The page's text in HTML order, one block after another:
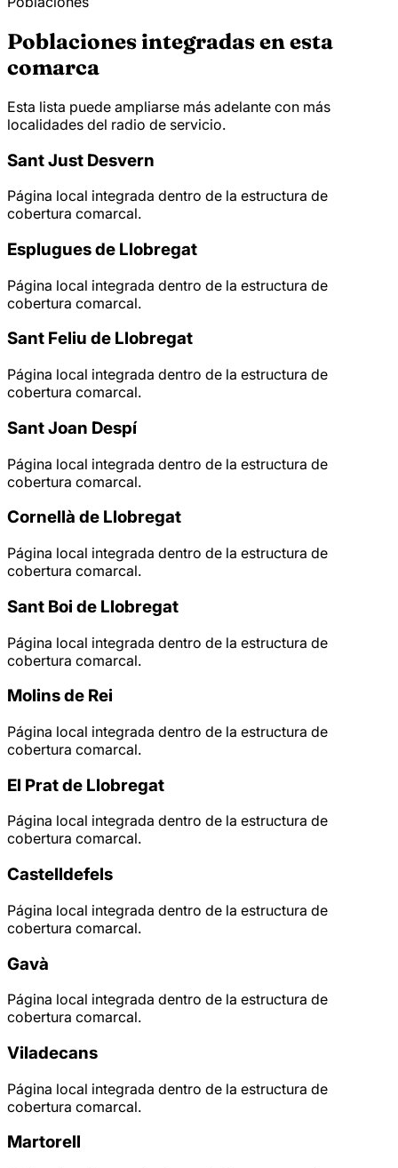
Poblaciones integradas en esta
comarca
Esta lista puede ampliarse más adelante con más
localidades del radio de servicio.
Sant Just Desvern
Página local integrada dentro de la estructura de
cobertura comarcal.
Esplugues de Llobregat
Página local integrada dentro de la estructura de
cobertura comarcal.
Sant Feliu de Llobregat
Página local integrada dentro de la estructura de
cobertura comarcal.
Sant Joan Despí
Página local integrada dentro de la estructura de
cobertura comarcal.
Cornellà de Llobregat
Página local integrada dentro de la estructura de
cobertura comarcal.
Sant Boi de Llobregat
Página local integrada dentro de la estructura de
cobertura comarcal.
Molins de Rei
Página local integrada dentro de la estructura de
cobertura comarcal.
El Prat de Llobregat
Página local integrada dentro de la estructura de
cobertura comarcal.
Castelldefels
Página local integrada dentro de la estructura de
cobertura comarcal.
Gavà
Página local integrada dentro de la estructura de
cobertura comarcal.
Viladecans
Página local integrada dentro de la estructura de
cobertura comarcal.
Martorell